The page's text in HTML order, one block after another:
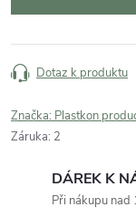
Dotaz k produktu
Značka: Plastkon
Záruka: 2
DÁREK K
Při nákupu nad